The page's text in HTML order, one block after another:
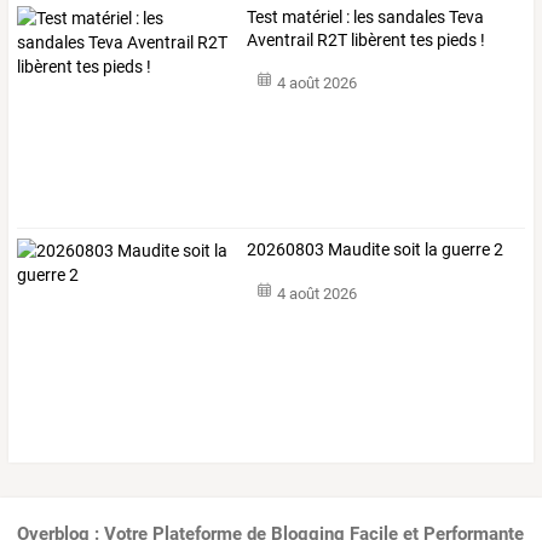
Test matériel : les sandales Teva
Aventrail R2T libèrent tes pieds !
4 août 2026
20260803 Maudite soit la guerre 2
4 août 2026
Overblog : Votre Plateforme de Blogging Facile et Performante